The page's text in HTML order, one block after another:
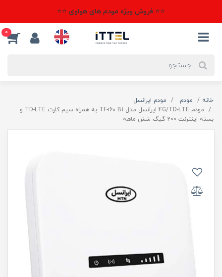
⭐⭐ فروش ویژه مودم های هواوی ⭐⭐
0
خانه مودم
مودم ایرانسل
مودم 4G/TD-LTE ایرانسل مدل TF-i60 B1 به همراه سیم کارت TD-LTE و
بسته اینترنت 200 گیگ شش ماهه